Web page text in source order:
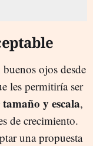
ojos desde
les permitiría ser
y escala,
de crecimiento.
una propuesta